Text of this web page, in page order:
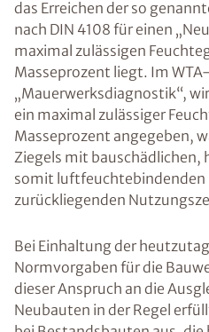
das Erreichen der so
nach DIN 4108 für einen
maximal zulässigen
Masseprozent liegt. Im
„Mauerwerksdiagnostik“,
ein maximal zulässiger
Masseprozent angegeben,
Ziegels mit bauschädlichen,
somit luftfeuchtebindenden
zurückliegenden
Bei Einhaltung der
Normvorgaben für die
dieser Anspruch an die
Neubauten in der Regel